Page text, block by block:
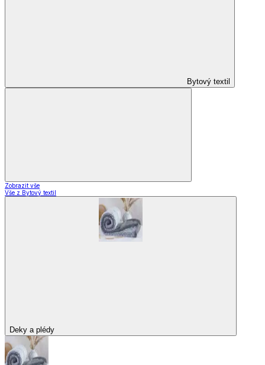
Bytový textil
Zobrazit vše
Vše z Bytový textil
Deky a plédy